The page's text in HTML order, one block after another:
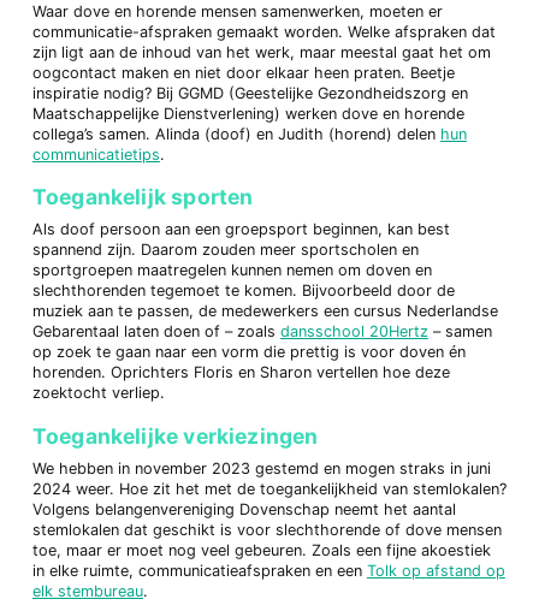
Waar dove en horende mensen samenwerken, moeten er
communicatie-afspraken gemaakt worden. Welke afspraken dat
zijn ligt aan de inhoud van het werk, maar meestal gaat het om
oogcontact maken en niet door elkaar heen praten. Beetje
inspiratie nodig? Bij GGMD (Geestelijke Gezondheidszorg en
Maatschappelijke Dienstverlening) werken dove en horende
collega’s samen. Alinda (doof) en Judith (horend) delen hun
communicatietips.
Toegankelijk sporten
Als doof persoon aan een groepsport beginnen, kan best
spannend zijn. Daarom zouden meer sportscholen en
sportgroepen maatregelen kunnen nemen om doven en
slechthorenden tegemoet te komen. Bijvoorbeeld door de
muziek aan te passen, de medewerkers een cursus Nederlandse
Gebarentaal laten doen of – zoals dansschool 20Hertz– samen
op zoek te gaan naar een vorm die prettig is voor doven én
horenden. Oprichters Floris en Sharon vertellen hoe deze
zoektocht verliep.
Toegankelijke verkiezingen
We hebben in november 2023 gestemd en mogen straks in juni
2024 weer. Hoe zit het met de toegankelijkheid van stemlokalen?
Volgens belangenvereniging Dovenschap neemt het aantal
stemlokalen dat geschikt is voor slechthorende of dove mensen
toe, maar er moet nog veel gebeuren. Zoals een fijne akoestiek
in elke ruimte, communicatieafspraken en een Tolk op afstand op
elk stembureau.